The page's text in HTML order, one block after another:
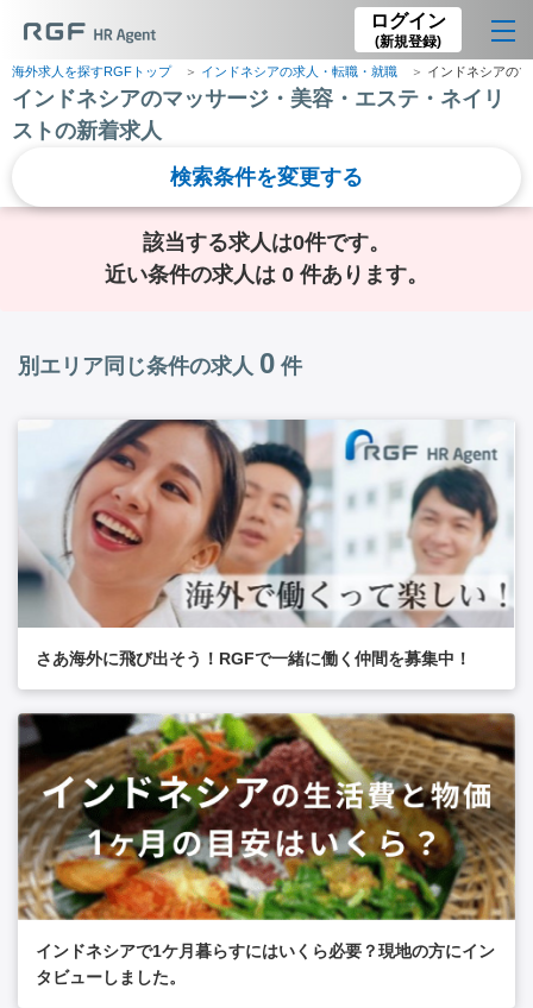
ログイン
(新規登録)
海外求人を探すRGFトップ インドネシアの求人・転職・就職 インドネシアの
インドネシアのマッサージ・美容・エステ・ネイリ
ストの新着求人
検索条件を変更する
該当する求人は0件です。
近い条件の求人は 0 件あります。
別エリア同じ条件の求人 0 件
さあ海外に飛び出そう！RGFで一緒に働く仲間を募集中！
インドネシアで1ケ月暮らすにはいくら必要？現地の方にイン
タビューしました。